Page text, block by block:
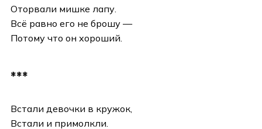
Оторвали мишке лапу.
Всё равно его не брошу —
Потому что он хороший.
***
Встали девочки в кружок,
Встали и примолкли.